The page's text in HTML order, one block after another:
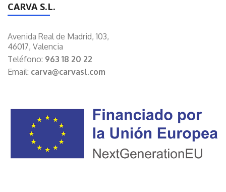
CARVA S.L.
Avenida Real de Madrid, 103,
46017, Valencia
Teléfono: 963 18 20 22
Email: carva@carvasl.com